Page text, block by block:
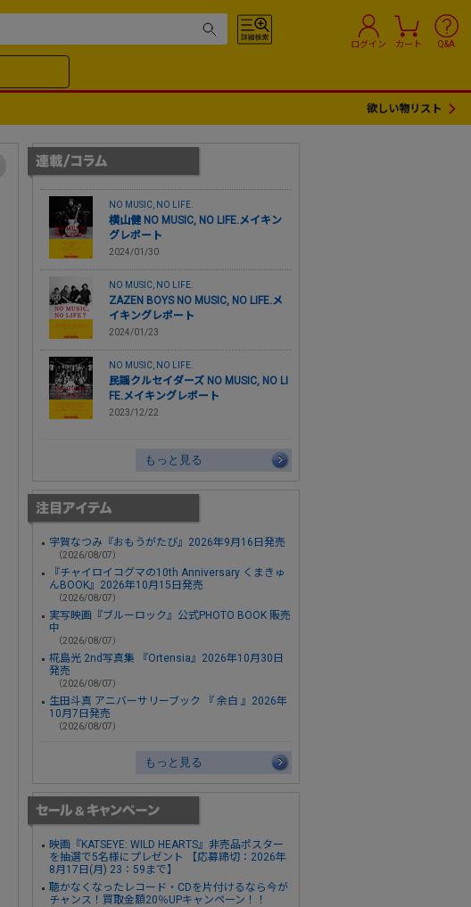
ログイン カート Q&A
欲しい物リスト
NO MUSIC, NO LIFE.
横山健 NO MUSIC, NO LIFE.メイキン
グレポート
2024/01/30
NO MUSIC, NO LIFE.
ZAZEN BOYS NO MUSIC, NO LIFE.メ
イキングレポート
2024/01/23
NO MUSIC, NO LIFE.
民謡クルセイダーズ NO MUSIC, NO LI
FE.メイキングレポート
2023/12/22
もっと見る
宇賀なつみ『おもうがたび』2026年9月16日発売
（2026/08/07）
『チャイロイコグマの10th Anniversary くまきゅ
んBOOK』2026年10月15日発売
（2026/08/07）
実写映画『ブルーロック』公式PHOTO BOOK 販売
中
（2026/08/07）
椛島光 2nd写真集 『Ortensia』2026年10月30日
発売
（2026/08/07）
生田斗真 アニバーサリーブック 『 余白 』2026年
10月7日発売
（2026/08/07）
もっと見る
映画『KATSEYE: WILD HEARTS』非売品ポスター
を抽選で5名様にプレゼント 【応募締切：2026年
8月17日(月) 23：59まで】
聴かなくなったレコード・CDを片付けるなら今が
チャンス！買取金額20％UPキャンペーン！！